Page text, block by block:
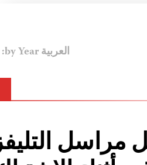
العربية by Year:
مراسل